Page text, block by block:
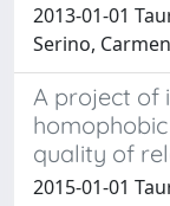
2013-01-01
Serino,
A project of
quality of
2015-01-01